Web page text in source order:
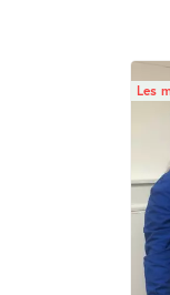
Les